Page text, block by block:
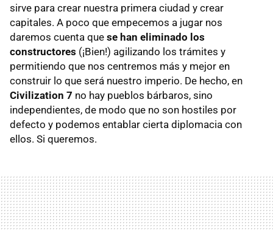
sirve para crear nuestra primera ciudad y crear
capitales. A poco que empecemos a jugar nos
daremos cuenta que se han eliminado los
constructores (¡Bien!) agilizando los trámites y
permitiendo que nos centremos más y mejor en
construir lo que será nuestro imperio. De hecho, en
Civilization 7 no hay pueblos bárbaros, sino
independientes, de modo que no son hostiles por
defecto y podemos entablar cierta diplomacia con
ellos. Si queremos.